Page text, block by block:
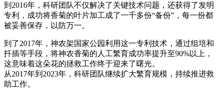
到2016年，科研团队不仅解决了关键技术问题，还获得了发明
专利，成功将香菊的叶片加工成了一千多份“备份”，每一份都
被妥善保存，以防万一。
到了2017年，神农架国家公园利用这一专利技术，通过组培和
扦插等手段，将神农香菊的人工繁育成功率提升至90%以上，
这意味着这朵花的拯救工作终于迎来了曙光。
从2017年到2023年，科研团队继续扩大繁育规模，持续推进救
助工作。